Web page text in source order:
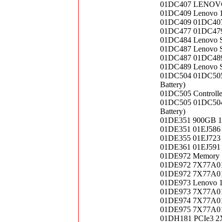
01DC407
01DC409 Lenovo
01DC409
01DC477
01DC484 Lenovo
01DC487 Lenovo
01DC487
01DC489 Lenovo
01DC504
Battery)
01DC505
01DC505
Battery)
01DE351 900GB
01DE351
01DE355
01DE361
01DE972
01DE972
01DE972
01DE973 Lenovo
01DE973
01DE974
01DE975
01DH181 PCIe3